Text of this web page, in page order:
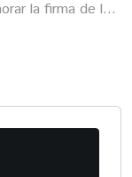
la firma de la